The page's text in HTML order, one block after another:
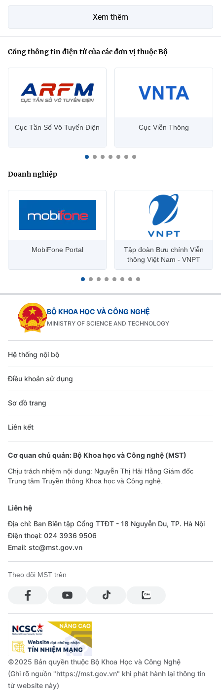
Xem thêm
Cổng thông tin điện tử của các đơn vị thuộc Bộ
Cục Tần Số Vô Tuyến Điện Cục Viễn Thông
Doanh nghiệp
MobiFone Portal
Tập đoàn Bưu chính Viễn
thông Việt Nam - VNPT
BỘ KHOA HỌC VÀ CÔNG NGHỆ
MINISTRY OF SCIENCE AND TECHNOLOGY
Hệ thống nội bộ
Điều khoản sử dụng
Sơ đồ trang
Liên kết
Cơ quan chủ quản: Bộ Khoa học và Công nghệ (MST)
Chịu trách nhiệm nội dung: Nguyễn Thị Hải Hằng Giám đốc
Trung tâm Truyền thông Khoa học và Công nghệ.
Liên hệ
Địa chỉ: Ban Biên tập Cổng TTĐT - 18 Nguyễn Du, TP. Hà Nội
Điện thoại: 024 3936 9506
Email: stc@mst.gov.vn
Theo dõi MST trên
©2025 Bản quyền thuộc Bộ Khoa Học và Công Nghệ
(Ghi rõ nguồn "https://mst.gov.vn" khi phát hành lại thông tin
từ website này)